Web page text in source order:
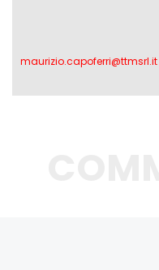
maurizio.capoferri@ttmsrl.it